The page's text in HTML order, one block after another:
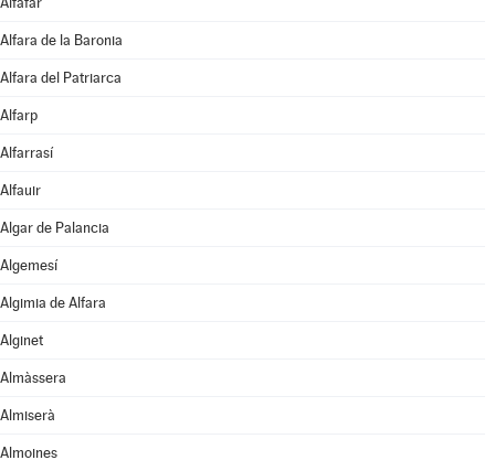
Alfara de la Baronia
Alfara del Patriarca
Alfarp
Alfarrasí
Alfauir
Algar de Palancia
Algemesí
Algimia de Alfara
Alginet
Almàssera
Almiserà
Almoines